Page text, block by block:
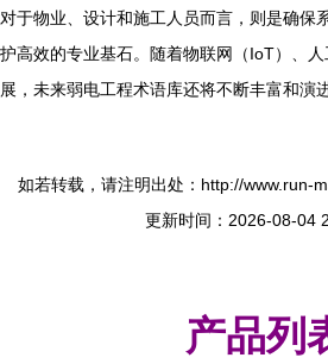
对于物业、设计和施工人员而言，则是确保
护高效的专业基石。随着物联网（IoT）、
展，未来弱电工程术语库还将不断丰富和演进
如若转载，请注明出处：http://www.run-
更新时间：2026-08-04
产品列